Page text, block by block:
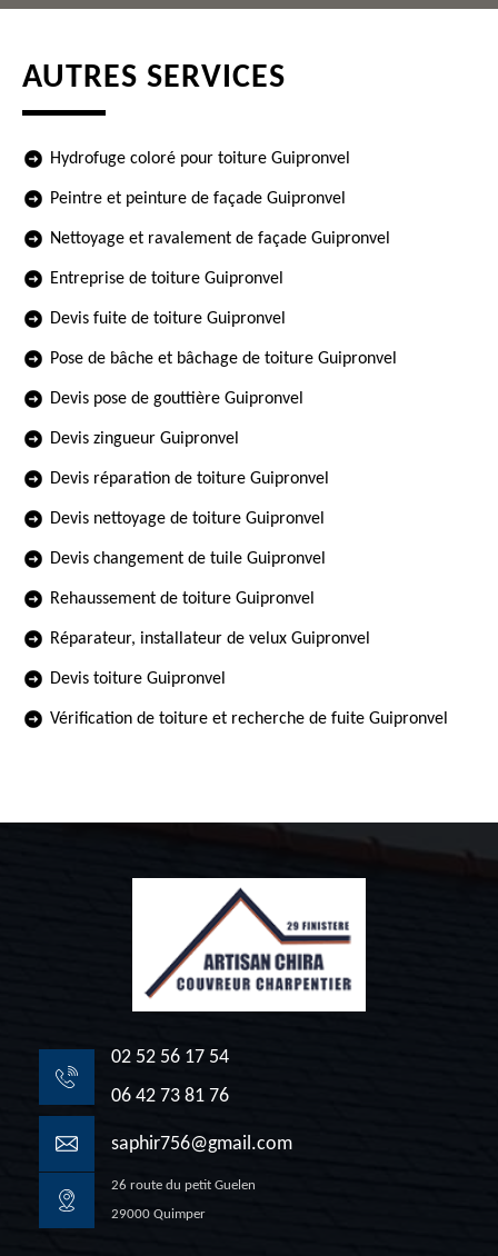
AUTRES SERVICES
Hydrofuge coloré pour toiture Guipronvel
Peintre et peinture de façade Guipronvel
Nettoyage et ravalement de façade Guipronvel
Entreprise de toiture Guipronvel
Devis fuite de toiture Guipronvel
Pose de bâche et bâchage de toiture Guipronvel
Devis pose de gouttière Guipronvel
Devis zingueur Guipronvel
Devis réparation de toiture Guipronvel
Devis nettoyage de toiture Guipronvel
Devis changement de tuile Guipronvel
Rehaussement de toiture Guipronvel
Réparateur, installateur de velux Guipronvel
Devis toiture Guipronvel
Vérification de toiture et recherche de fuite Guipronvel
02 52 56 17 54
06 42 73 81 76
saphir756@gmail.com
26 route du petit Guelen
29000 Quimper